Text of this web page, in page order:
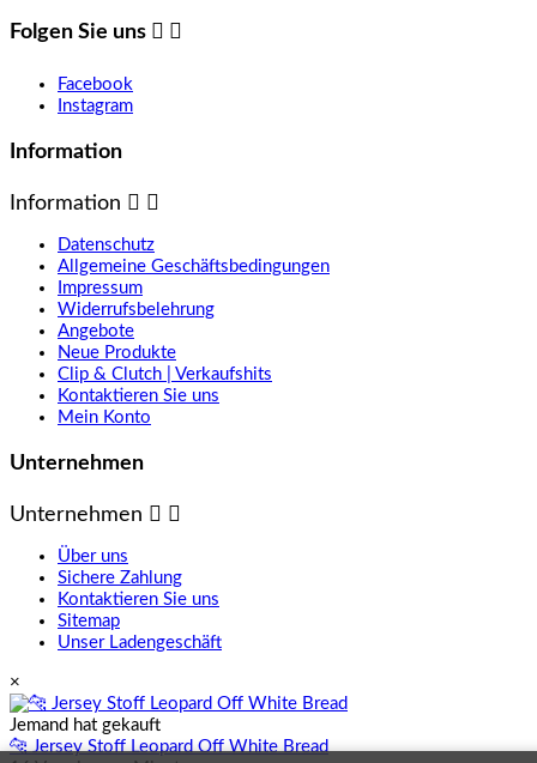
Folgen Sie uns  
Facebook
Instagram
Information
Information  
Datenschutz
Allgemeine Geschäftsbedingungen
Impressum
Widerrufsbelehrung
Angebote
Neue Produkte
Clip & Clutch | Verkaufshits
Kontaktieren Sie uns
Mein Konto
Unternehmen
Unternehmen  
Über uns
Sichere Zahlung
Kontaktieren Sie uns
Sitemap
Unser Ladengeschäft
×
Jemand hat gekauft
🐆 Jersey Stoff Leopard Off White Bread